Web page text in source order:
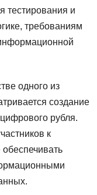
тестирования и
требованиям
одного из
создание
рубля.
к